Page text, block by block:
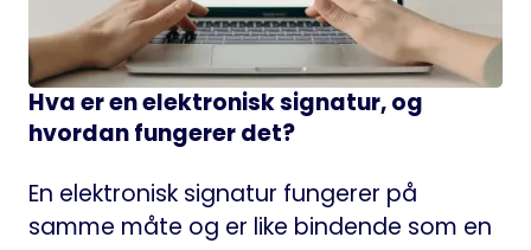
Hva er en elektronisk signatur, og
hvordan fungerer det?
En elektronisk signatur fungerer på
samme måte og er like bindende som en